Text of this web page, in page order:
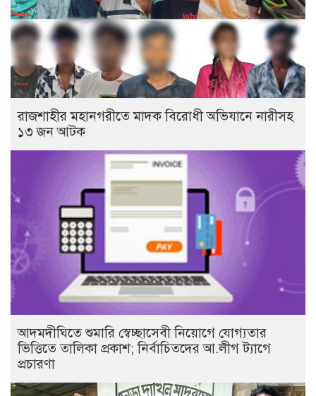
রাজশাহীর মহানগরীতে মাদক বিরোধী অভিযানে নারীসহ
১৩ জন আটক
আদমদীঘিতে শুমারি স্বেচ্ছাসেবী নিয়োগে যোগ্যতার
ভিত্তিতে তালিকা প্রকাশ; নির্বাচিতদের আ.লীগ ট্যাগে
প্রচারণা